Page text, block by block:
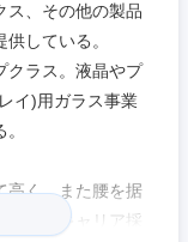
ス、その他の製品
している。
クラス。液晶やプ
イ)用ガラス事業
高く、また腰を据
企業。キャリア採